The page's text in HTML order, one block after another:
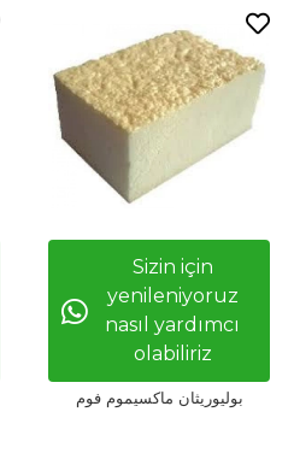
Sizin için
yenileniyoruz
nasıl yardımcı
olabiliriz
بوليوريثان ماكسيموم فوم